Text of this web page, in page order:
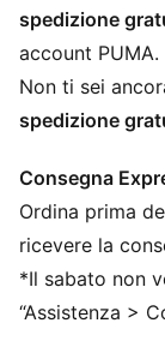
DETTAGLI
Dettaglio
Tallonetta in
Logo PUMA
spedizione
account PUMA.
Non ti sei
spedizione
Consegna
Ordina prima
ricevere la
*Il sabato non
“Assistenza >